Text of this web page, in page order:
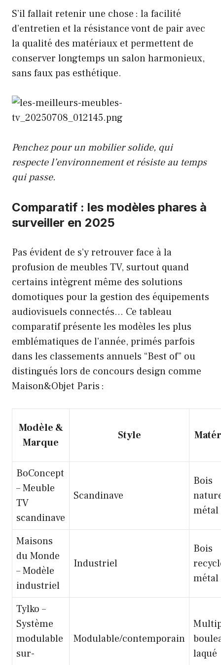
S’il fallait retenir une chose : la facilité
d’entretien et la résistance vont de pair avec
la qualité des matériaux et permettent de
conserver longtemps un salon harmonieux,
sans faux pas esthétique.
Penchez pour un mobilier solide, qui
respecte l’environnement et résiste au temps
qui passe.
Comparatif : les modèles phares à
surveiller en 2025
Pas évident de s’y retrouver face à la
profusion de meubles TV, surtout quand
certains intègrent même des solutions
domotiques pour la gestion des équipements
audiovisuels connectés… Ce tableau
comparatif présente les modèles les plus
emblématiques de l’année, primés parfois
dans les classements annuels “Best of” ou
distingués lors de concours design comme
Maison&Objet Paris :
Modèle &
Marque
Style
BoConcept
– Meuble
TV
scandinave
Scandinave
Bois
métal
Maisons
du Monde
– Modèle
industriel
Industriel
Bois
métal
Tylko –
Système
modulable
sur-
Modulable/contemporain
laqué